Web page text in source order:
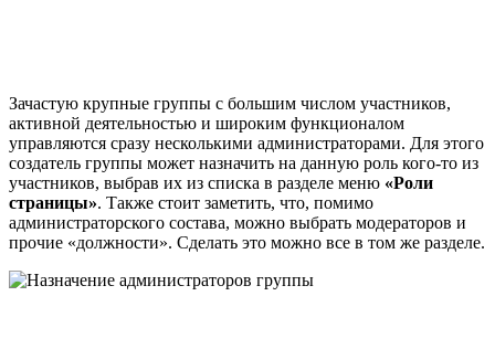
Зачастую крупные группы с большим числом участников,
активной деятельностью и широким функционалом
управляются сразу несколькими администраторами. Для этого
создатель группы может назначить на данную роль кого-то из
участников, выбрав их из списка в разделе меню «Роли
страницы». Также стоит заметить, что, помимо
администраторского состава, можно выбрать модераторов и
прочие «должности». Сделать это можно все в том же разделе.